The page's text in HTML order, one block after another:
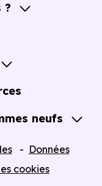
?
en VEFA
neufs
Données
cookies